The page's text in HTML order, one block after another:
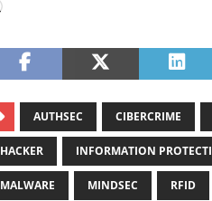
AUTHSEC CIBERCRIME
HACKER INFORMATION
MALWARE MINDSEC RFID